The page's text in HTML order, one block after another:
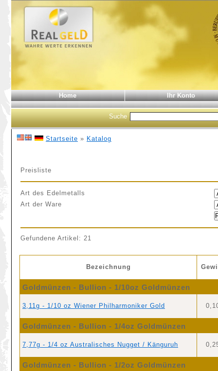
Home Ihr Konto
Suche
Startseite » Katalog
Preisliste
Art des Edelmetalls
Art der Ware
Gefundene Artikel: 21
Bezeichnung
Goldmünzen - Bullion - 1/10oz Goldmünzen
3,11g - 1/10 oz Wiener Philharmoniker Gold
Goldmünzen - Bullion - 1/4oz Goldmünzen
7,77g - 1/4 oz Australisches Nugget / Känguruh
Goldmünzen - Bullion - 1/2oz Goldmünzen